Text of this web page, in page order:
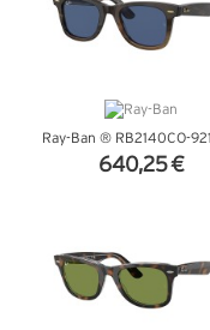
Ray-Ban ® RB2140CO-
640,25 €